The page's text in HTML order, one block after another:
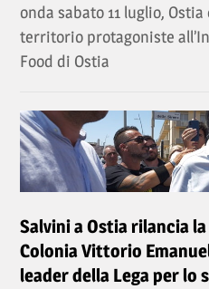
onda sabato 11 luglio, Ostia
territorio protagoniste
Food di Ostia
Salvini a Ostia rilancia
Colonia Vittorio
leader della Lega per lo